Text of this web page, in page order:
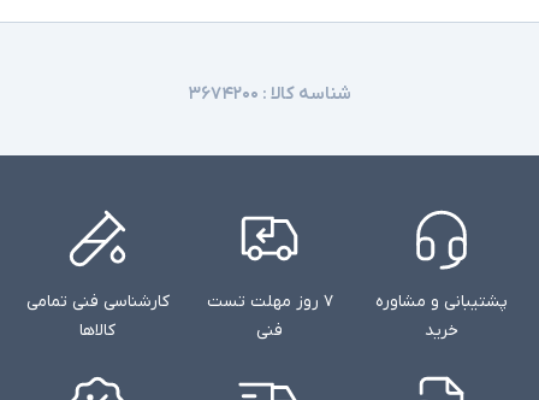
شناسه کالا : ۳۶۷۴۲۰۰
پشتیبانی و مشاوره
خرید
۷ روز مهلت تست
فنی
کارشناسی فنی تمامی
کالاها